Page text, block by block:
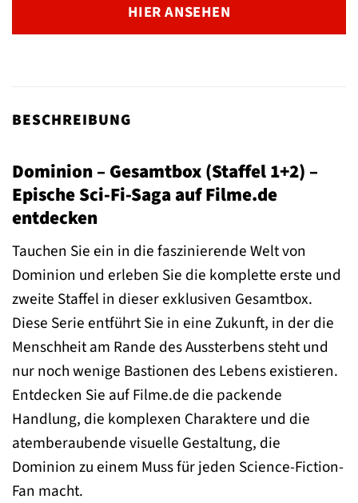
HIER ANSEHEN
BESCHREIBUNG
Dominion – Gesamtbox (Staffel 1+2) –
Epische Sci-Fi-Saga auf Filme.de
entdecken
Tauchen Sie ein in die faszinierende Welt von
Dominion und erleben Sie die komplette erste und
zweite Staffel in dieser exklusiven Gesamtbox.
Diese Serie entführt Sie in eine Zukunft, in der die
Menschheit am Rande des Aussterbens steht und
nur noch wenige Bastionen des Lebens existieren.
Entdecken Sie auf Filme.de die packende
Handlung, die komplexen Charaktere und die
atemberaubende visuelle Gestaltung, die
Dominion zu einem Muss für jeden Science-Fiction-
Fan macht.